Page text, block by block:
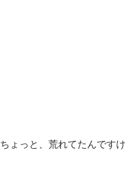
ょっと、荒れてたんですけ